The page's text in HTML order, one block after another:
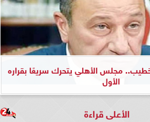
مجلس الأهلي يتحرك سريعًا بقراره
الأول
الأعلى قراءة